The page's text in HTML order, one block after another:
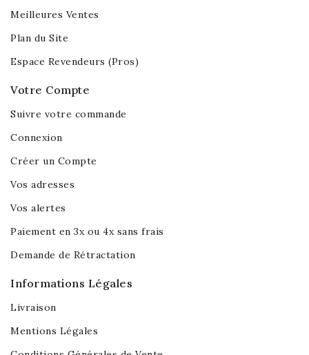
Meilleures Ventes
Plan du Site
Espace Revendeurs (Pros)
Votre Compte
Suivre votre commande
Connexion
Créer un Compte
Vos adresses
Vos alertes
Paiement en 3x ou 4x sans frais
Demande de Rétractation
Informations Légales
Livraison
Mentions Légales